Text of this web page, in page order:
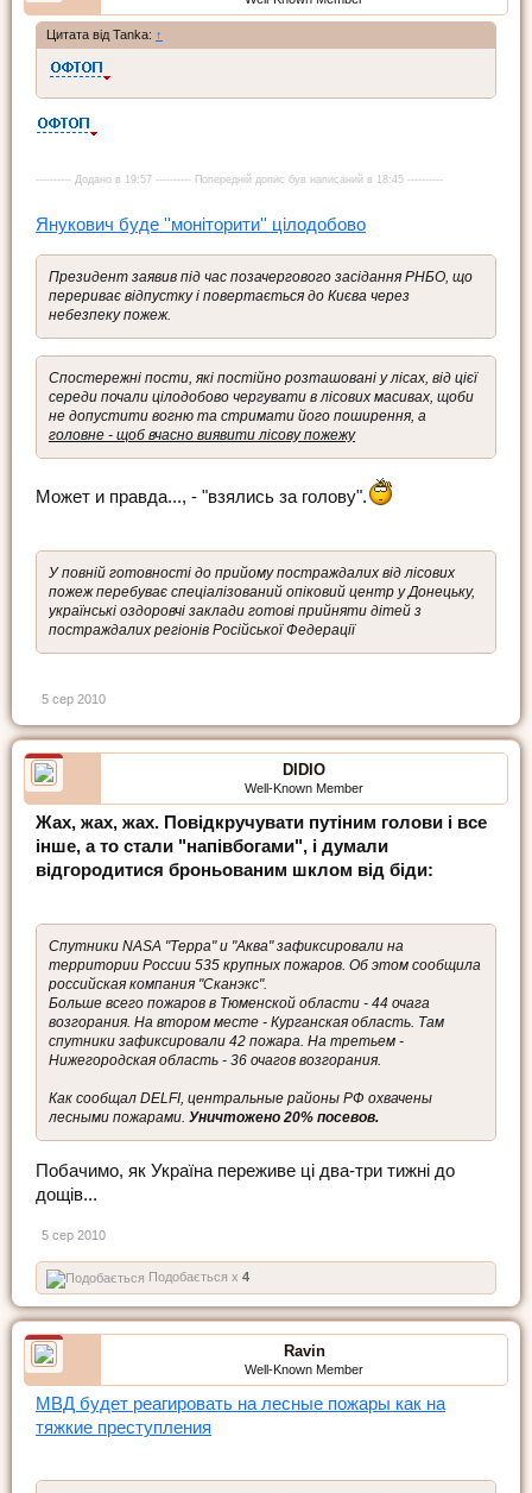
Цитата від Tanka: ↑
---------- Додано в 19:57 ---------- Попередній допис був написаний в 18:45 ----------
Янукович буде ''моніторити'' цілодобово
Президент заявив під час позачергового засідання РНБО, що
перериває відпустку і повертається до Києва через
небезпеку пожеж.
Спостережні пости, які постійно розташовані у лісах, від цієї
середи почали цілодобово чергувати в лісових масивах, щоби
не допустити вогню та стримати його поширення, а
головне - щоб вчасно виявити лісову пожежу
Может и правда..., - "взялись за голову".
У повній готовності до прийому постраждалих від лісових
пожеж перебуває спеціалізований опіковий центр у Донецьку,
українські оздоровчі заклади готові прийняти дітей з
постраждалих регіонів Російської Федерації
5 сер 2010
DIDIO
Well-Known Member
Жах, жах, жах. Повідкручувати путіним голови і все
інше, а то стали "напівбогами", і думали
відгородитися броньованим шклом від біди:
Cпутники NASA "Терра" и "Аква" зафиксировали на
территории России 535 крупных пожаров. Об этом сообщила
российская компания "Сканэкс".
Больше всего пожаров в Тюменской области - 44 очага
возгорания. На втором месте - Курганская область. Там
спутники зафиксировали 42 пожара. На третьем -
Нижегородская область - 36 очагов возгорания.
Как сообщал DELFI, центральные районы РФ охвачены
лесными пожарами. Уничтожено 20% посевов.
Побачимо, як Україна переживе ці два-три тижні до
дощів...
5 сер 2010
Подобається x 4
Ravin
Well-Known Member
МВД будет реагировать на лесные пожары как на
тяжкие преступления